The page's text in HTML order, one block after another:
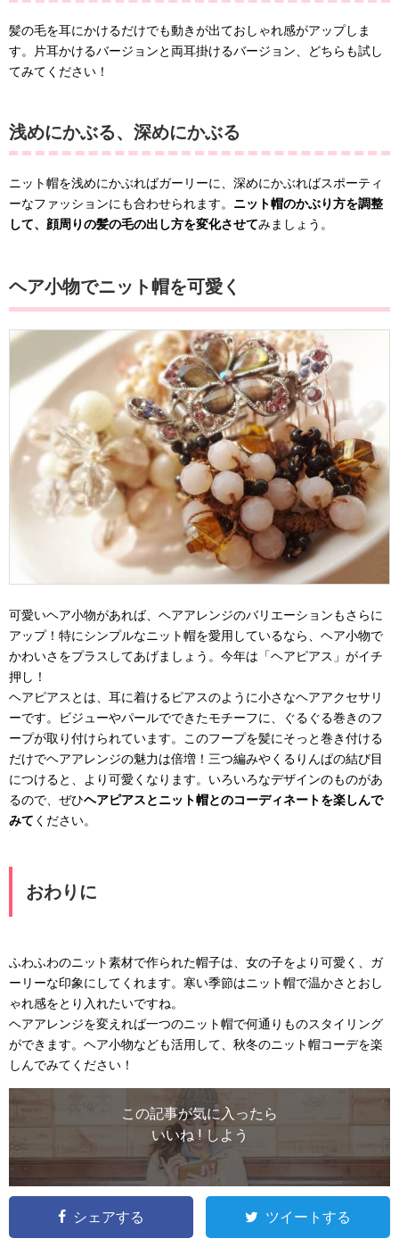
髪の毛を耳にかけるだけでも動きが出ておしゃれ感がアップしま
す。片耳かけるバージョンと両耳掛けるバージョン、どちらも試し
てみてください！
浅めにかぶる、深めにかぶる
ニット帽を浅めにかぶればガーリーに、深めにかぶればスポーティ
ーなファッションにも合わせられます。 ニット帽のかぶり方を調整
して、顔周りの髪の毛の出し方を変化させてみましょう。
ヘア小物でニット帽を可愛く
可愛いヘア小物があれば、ヘアアレンジのバリエーションもさらに
アップ！特にシンプルなニット帽を愛用しているなら、ヘア小物で
かわいさをプラスしてあげましょう。今年は「ヘアピアス」がイチ
押し！
ヘアピアスとは、耳に着けるピアスのように小さなヘアアクセサリ
ーです。ビジューやパールでできたモチーフに、ぐるぐる巻きのフ
ープが取り付けられています。このフープを髪にそっと巻き付ける
だけでヘアアレンジの魅力は倍増！三つ編みやくるりんぱの結び目
につけると、より可愛くなります。いろいろなデザインのものがあ
るので、ぜひヘアピアスとニット帽とのコーディネートを楽しんで
みて ください。
おわりに
ふわふわのニット素材で作られた帽子は、女の子をより可愛く、ガ
ーリーな印象にしてくれます。寒い季節はニット帽で温かさとおし
ゃれ感をとり入れたいですね。
ヘアアレンジを変えれば一つのニット帽で何通りものスタイリング
ができます。ヘア小物なども活用して、秋冬のニット帽コーデを楽
しんでみてください！
この記事が気に入ったら
いいね ! しよう
シェアする ツイートする